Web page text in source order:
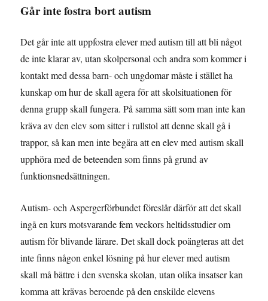
Går inte fostra bort autism
Det går inte att uppfostra elever med autism till att bli något
de inte klarar av, utan skolpersonal och andra som kommer i
kontakt med dessa barn- och ungdomar måste i stället ha
kunskap om hur de skall agera för att skolsituationen för
denna grupp skall fungera. På samma sätt som man inte kan
kräva av den elev som sitter i rullstol att denne skall gå i
trappor, så kan men inte begära att en elev med autism skall
upphöra med de beteenden som finns på grund av
funktionsnedsättningen.
Autism- och Aspergerförbundet föreslår därför att det skall
ingå en kurs motsvarande fem veckors heltidsstudier om
autism för blivande lärare. Det skall dock poängteras att det
inte finns någon enkel lösning på hur elever med autism
skall må bättre i den svenska skolan, utan olika insatser kan
komma att krävas beroende på den enskilde elevens